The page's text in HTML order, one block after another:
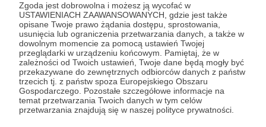
Zgoda jest dobrowolna i możesz ją wycofać w
USTAWIENIACH ZAAWANSOWANYCH, gdzie jest także
opisane Twoje prawo żądania dostępu, sprostowania,
usunięcia lub ograniczenia przetwarzania danych, a także w
dowolnym momencie za pomocą ustawień Twojej
przeglądarki w urządzeniu końcowym. Pamiętaj, że w
zależności od Twoich ustawień, Twoje dane będą mogły być
przekazywane do zewnętrznych odbiorców danych z państw
trzecich tj. z państw spoza Europejskiego Obszaru
Gospodarczego. Pozostałe szczegółowe informacje na
temat przetwarzania Twoich danych w tym celów
przetwarzania znajdują się w naszej polityce prywatności.
Łukasz Kielban
Zobacz profil autora